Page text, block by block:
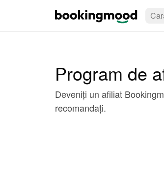
Program de
Deveniți un afiliat
recomandați.